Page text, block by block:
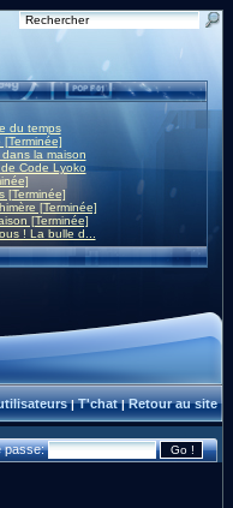
du temps
la maison
Code Lyoko
[Terminée]
[Terminée]
[Terminée]
! La bulle d...
|T'chat|Retour au site
passe: